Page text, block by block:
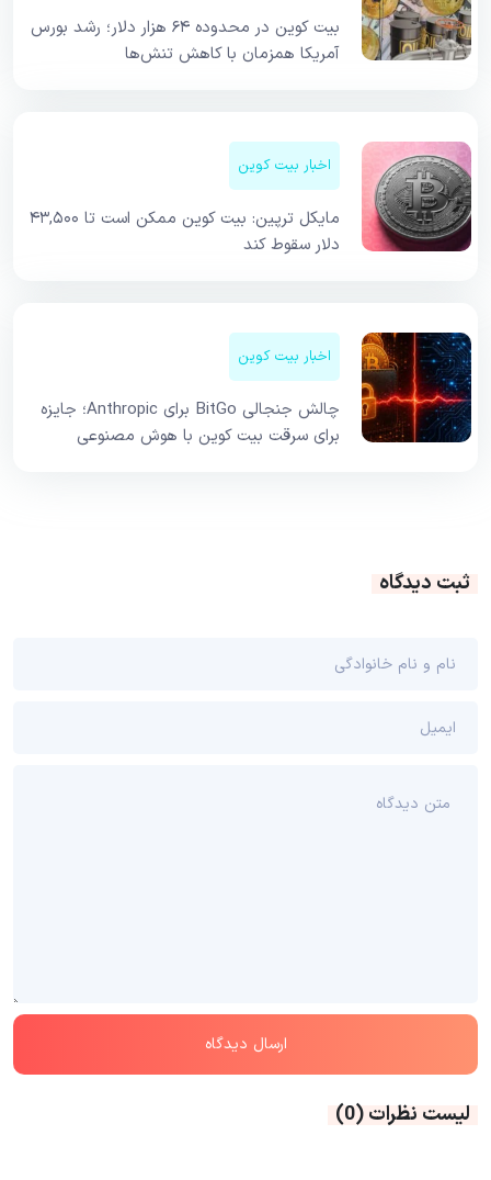
بیت کوین در محدوده ۶۴ هزار دلار؛ رشد بورس
آمریکا همزمان با کاهش تنش‌ها
اخبار بیت کوین
مایکل ترپین: بیت کوین ممکن است تا ۴۳,۵۰۰
دلار سقوط کند
اخبار بیت کوین
چالش جنجالی BitGo برای Anthropic؛ جایزه
برای سرقت بیت کوین با هوش مصنوعی
ثبت دیدگاه
لیست نظرات(0)